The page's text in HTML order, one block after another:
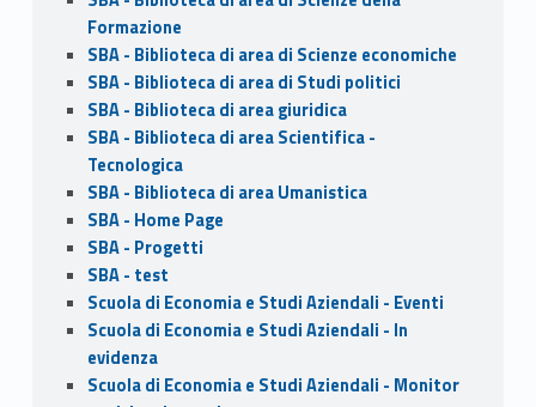
Formazione
SBA - Biblioteca di area di Scienze economiche
SBA - Biblioteca di area di Studi politici
SBA - Biblioteca di area giuridica
SBA - Biblioteca di area Scientifica -
Tecnologica
SBA - Biblioteca di area Umanistica
SBA - Home Page
SBA - Progetti
SBA - test
Scuola di Economia e Studi Aziendali - Eventi
Scuola di Economia e Studi Aziendali - In
evidenza
Scuola di Economia e Studi Aziendali - Monitor